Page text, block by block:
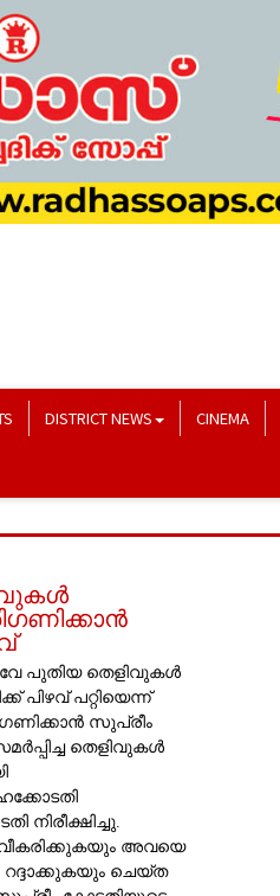
DISTRICT NEWS CINEMA
പുതിയ തെളിവുകൾ
പിഴവ് പറ്റിയെന്ന്
സുപ്രീം
തെളിവുകൾ
നിരീക്ഷിച്ചു.
അവയെ
റദ്ദാക്കുകയും ചെയ്ത